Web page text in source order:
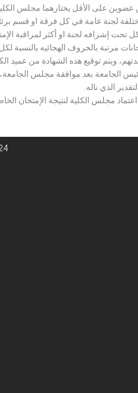
على الأقل يختارهما مجلس
لجنة عامة في كل فرقة او قسم
تحت إشرافه لجنة او أكثر لمراقبة
مرتبة بالحروف الهجائيه بالنسبة
ويتم توقيع هذه الشهادة من عميد
الجامعة بعد موافقة مجلس
الذي ناله.
اعتماد مجلس الكلية لنتيجة الإمتحان